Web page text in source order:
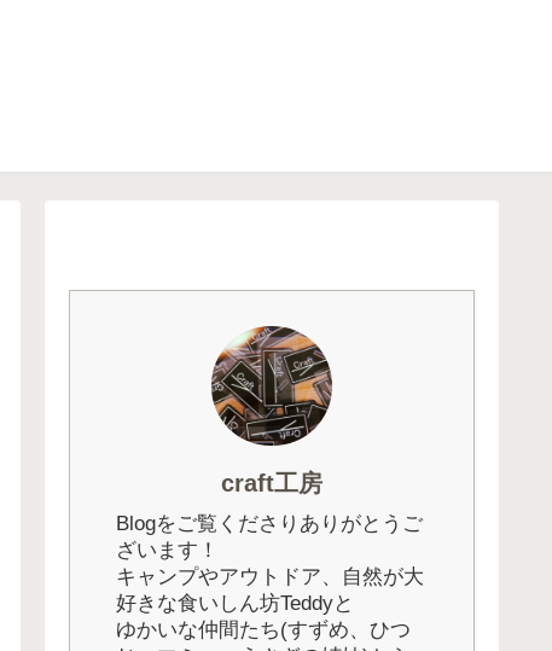
craft工房
Blogをご覧くださりありがとうご
ざいます！
キャンプやアウトドア、自然が大
好きな食いしん坊Teddyと
ゆかいな仲間たち(すずめ、ひつ